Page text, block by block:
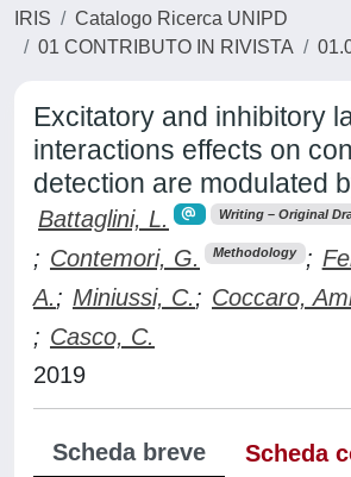
IRIS
Catalogo Ricerca UNIPD
01 CONTRIBUTO IN RIVISTA
Excitatory and inhibitory
interactions effects on
detection are modulated
Battaglini, L. Writing – Original
; Contemori, G. Methodology ;
A.; Miniussi, C.; Coccaro,
; Casco, C.
2019
Scheda breve
Scheda